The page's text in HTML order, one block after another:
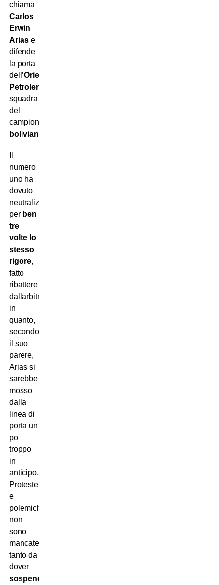
chiama
Carlos
Erwin
Ariase
difende
la porta
dell’Oriente
Petrolero,
squadra
del
campionato
boliviano
numero
uno ha
dovuto
neutralizzare
perben
tre
volte lo
stesso
rigore,
fatto
ribattere
dallarbitro
in
quanto,
secondo
il suo
parere,
Arias si
sarebbe
mosso
dalla
linea di
porta un
po
troppo
in
anticipo.
Proteste
e
polemiche
non
sono
mancate,
tanto da
dover
sospendere